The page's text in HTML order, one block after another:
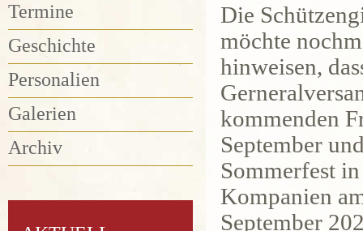
Termine
Geschichte
Personalien
Galerien
Archiv
Die
möchte
hinweisen,
kommenden
September
Sommerfest
Kompanien
September